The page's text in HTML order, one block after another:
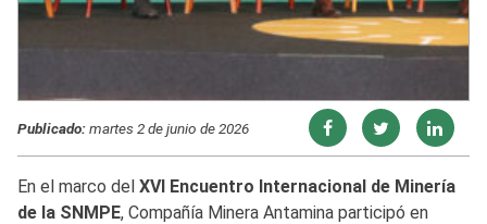
Publicado:martes 2 de junio de 2026
En el marco del XVI Encuentro Internacional de Minería
de la SNMPE, Compañía Minera Antamina participó en